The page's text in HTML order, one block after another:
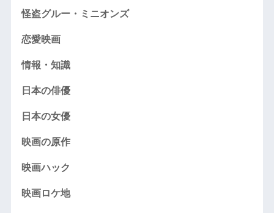
怪盗グルー・ミニオンズ
恋愛映画
情報・知識
日本の俳優
日本の女優
映画の原作
映画ハック
映画ロケ地